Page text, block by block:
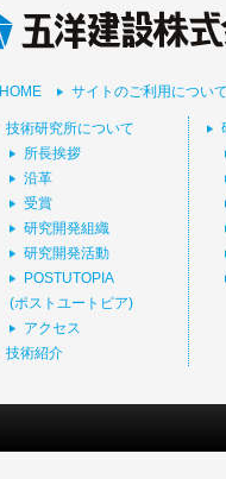
HOME サイトのご利用について
技術研究所について
所長挨拶
沿革
受賞
研究開発組織
研究開発活動
POSTUTOPIA
(ポストユートピア)
アクセス
技術紹介